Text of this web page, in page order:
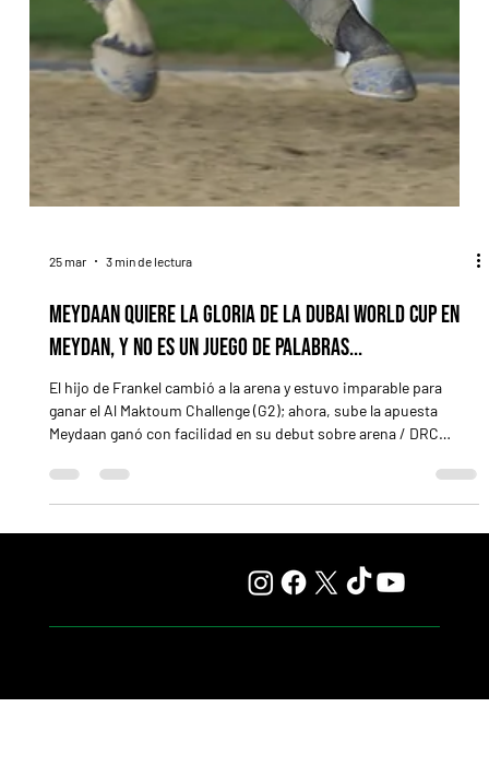
3 min de lectura
Meydaan quiere la gloria de la Dubai World Cup en
Meydan, y no es un juego de palabras...
ganar el Al Maktoum Challenge (G2); ahora, sube la apuesta
Meydaan ganó con facilidad en su debut sobre arena / DRC
Algunos, como el de Meydaan , se construyen a partir de
decisiones inesperadas, apuestas fuertes y giros que cambian